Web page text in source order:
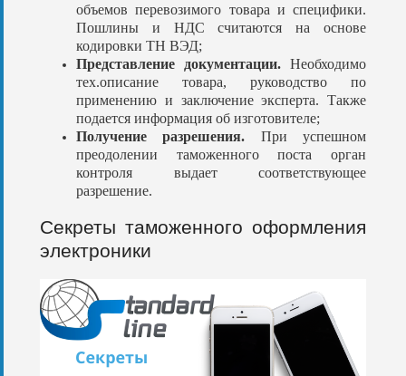
объемов перевозимого товара и специфики.
Пошлины и НДС считаются на основе
кодировки ТН ВЭД;
Представление документации. Необходимо
тех.описание товара, руководство по
применению и заключение эксперта. Также
подается информация об изготовителе;
Получение разрешения. При успешном
преодолении таможенного поста орган
контроля выдает соответствующее
разрешение.
Секреты таможенного оформления
электроники